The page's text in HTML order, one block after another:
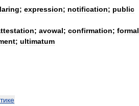
; expression; notification; public
; avowal; confirmation; formal
; ultimatum